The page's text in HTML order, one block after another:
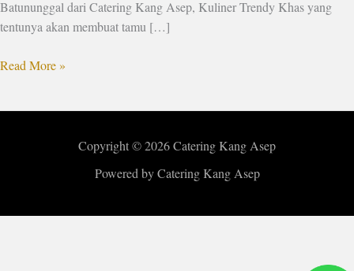
Batununggal dari Catering Kang Asep, Kuliner Trendy Khas yang
tentunya akan membuat tamu […]
Read More »
Copyright © 2026 Catering Kang Asep
Powered by Catering Kang Asep